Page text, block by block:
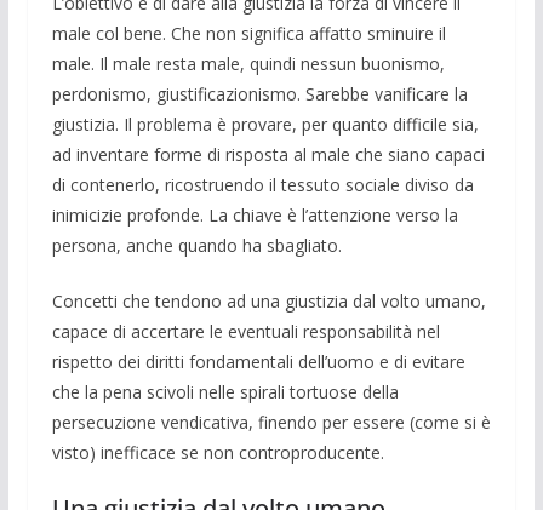
male col bene. Che non significa affatto sminuire il
male. Il male resta male, quindi nessun buoni­smo,
perdonismo, giustificazioni­smo. Sa­rebbe vanificare la
giustizia. Il problema è provare, per quanto difficile sia,
ad in­ventare forme di risposta al male che sia­no capaci
di contenerlo, rico­struendo il tessuto sociale diviso da
ini­micizie pro­fonde. La chiave è l’attenzio­ne verso la
persona, anche quando ha sbagliato.
Concetti che tendono ad una giustizia dal volto umano,
capace di accertare le eventuali responsabilità nel
rispetto dei diritti fondamentali dell’uomo e di evita­re
che la pena scivoli nelle spirali tortuo­se della
persecuzione vendicativa, finen­do per essere (come si è
visto) inefficace se non controproducente.